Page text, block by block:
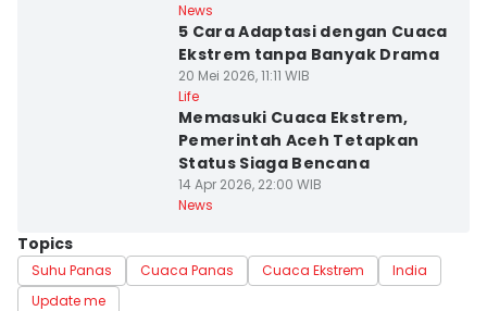
News
5 Cara Adaptasi dengan Cuaca
Ekstrem tanpa Banyak Drama
20 Mei 2026, 11:11 WIB
Life
Memasuki Cuaca Ekstrem,
Pemerintah Aceh Tetapkan
Status Siaga Bencana
14 Apr 2026, 22:00 WIB
News
Topics
Suhu Panas Cuaca Panas Cuaca Ekstrem
India
Update me